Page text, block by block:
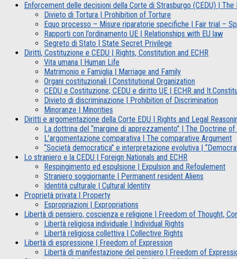
Enforcement delle decisioni della Corte di Strasburgo (CEDU) |
Divieto di Tortura | Prohibition of Torture
Equo processo – Misure riparatorie specifiche | Fair trial –
Rapporti con l’ordinamento UE | Relationships with EU law
Segreto di Stato | State Secret Privilege
Diritti, Costituzione e CEDU | Rights, Constitution and ECHR
Vita umana | Human Life
Matrimonio e Famiglia | Marriage and Family
Organi costituzionali | Constitutional Organization
CEDU e Costituzione; CEDU e diritto UE | ECHR and
Divieto di discriminazione | Prohibition of Discrimination
Minoranze | Minorities
Diritti e argomentazione della Corte EDU | Rights and Legal
La dottrina del “margine di apprezzamento” | The Doctrine of
L’argomentazione comparativa | The comparative Argument
“Società democratica” e interpretazione evolutiva |
Lo straniero e la CEDU | Foreign Nationals and ECHR
Respingimento ed espulsione | Expulsion and Refoulement
Straniero soggiornante | Permanent resident Aliens
Identità culturale | Cultural Identity
Proprietà privata | Property
Espropriazioni | Expropriations
Libertà di pensiero, coscienza e religione | Freedom of Thought,
Libertà religiosa individuale | Individual Rights
Libertà religiosa collettiva | Collective Rights
Libertà di espressione | Freedom of Expression
Libertà di manifestazione del pensiero | Freedom of